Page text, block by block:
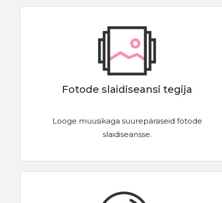
Fotode slaidiseansi tegija
Looge muusikaga suurepäraseid fotode
slaidiseansse.